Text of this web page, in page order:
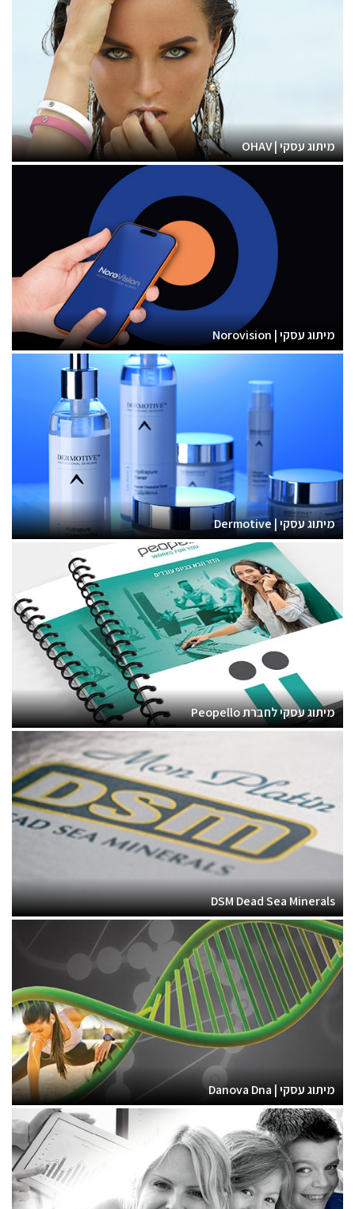
מיתוג עסקי | OHAV
מיתוג עסקי | Norovision
מיתוג עסקי | Dermotive
מיתוג עסקי לחברת Peopello
DSM Dead Sea Minerals
מיתוג עסקי | Danova Dna